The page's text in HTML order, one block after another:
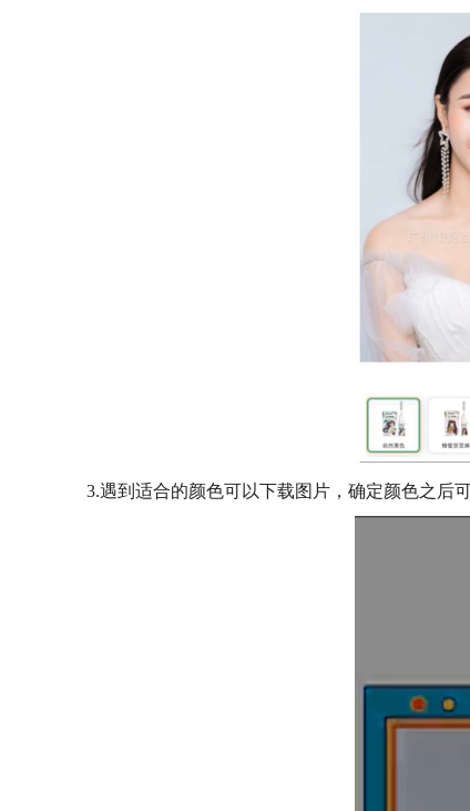
3.遇到适合的颜色可以下载图片，确定颜色之后